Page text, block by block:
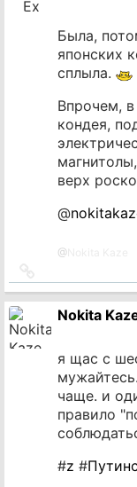
Была,
японских
сплыла.
Впрочем,
кондея,
верх
@
@
на
источник
Nokita
я щас с
чаще. и
правило
#z #